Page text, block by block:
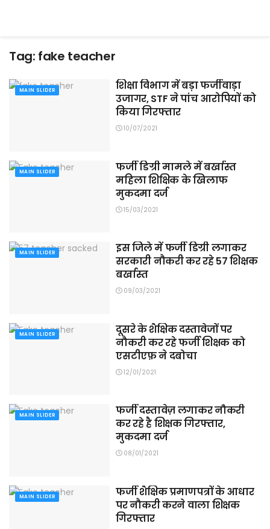
Tag: fake teacher
MAIN SLIDER
शिक्षा विभाग में बड़ा फर्जीवाड़ा
उजागर, STF ने पांच आरोपियों को
किया गिरफ्तार
10/07/2021
MAIN SLIDER
फर्जी डिग्री मामले में बर्खास्त
महिला शिक्षिक के खिलाफ
मुकदमा दर्ज
15/03/2021
MAIN SLIDER
इस जिले में फर्जी डिग्री लगाकर
सरकारी नौकरी कर रहे 57 शिक्षक
बर्खास्त
09/03/2021
MAIN SLIDER
दूसरे के शैक्षिक दस्तावेजों पर
नौकरी कर रहे फर्जी शिक्षक को
एसटीएफ़ ने दबोचा
12/01/2021
MAIN SLIDER
फर्जी दस्तावेज़ लगाकर नौकरी
कर रहे है शिक्षक गिरफ्तार,
मुकदमा दर्ज
08/01/2021
MAIN SLIDER
फर्जी शैक्षिक प्रमाणपत्रों के आधार
पर नौकरी करने वाला शिक्षक
गिरफ्तार